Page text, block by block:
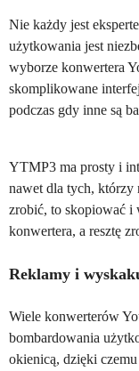
Nie każdy jest
użytkowania jest
wyborze konwertera
skomplikowane
podczas gdy inne są
YTMP3 ma prosty i
nawet dla tych, którzy
zrobić, to skopiować i
konwertera, a resztę
Reklamy i
Wiele konwerterów
bombardowania
okienicą, dzięki